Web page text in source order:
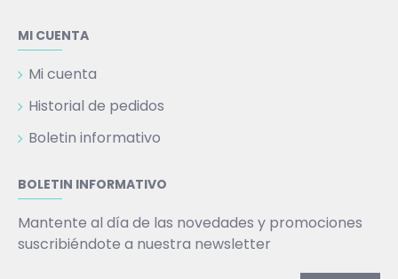
MI CUENTA
Mi cuenta
Historial de pedidos
Boletin informativo
BOLETIN INFORMATIVO
Mantente al día de las novedades y promociones
suscribiéndote a nuestra newsletter